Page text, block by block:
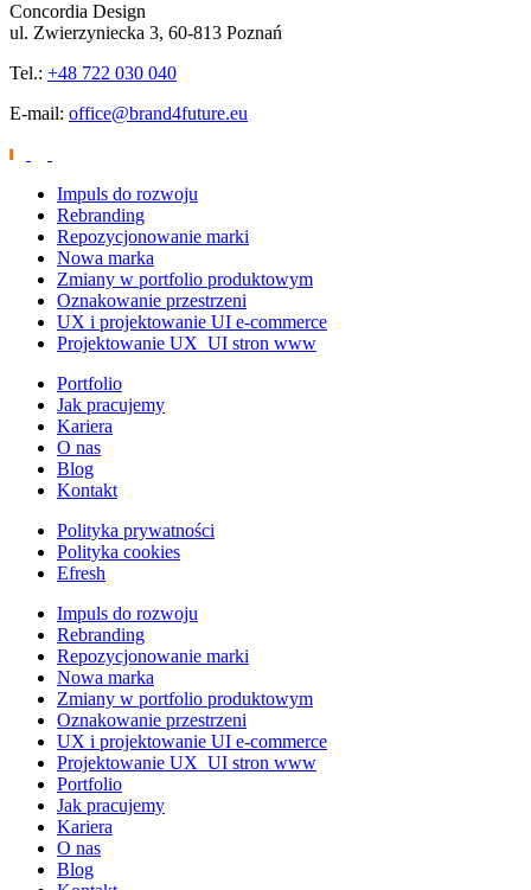
Concordia Design
ul. Zwierzyniecka 3, 60-813 Poznań
Tel.: +48 722 030 040
E-mail: office@brand4future.eu
Impuls do rozwoju
Rebranding
Repozycjonowanie marki
Nowa marka
Zmiany w portfolio produktowym
Oznakowanie przestrzeni
UX i projektowanie UI e-commerce
Projektowanie UX_UI stron www
Portfolio
Jak pracujemy
Kariera
O nas
Blog
Kontakt
Polityka prywatności
Polityka cookies
Efresh
Impuls do rozwoju
Rebranding
Repozycjonowanie marki
Nowa marka
Zmiany w portfolio produktowym
Oznakowanie przestrzeni
UX i projektowanie UI e-commerce
Projektowanie UX_UI stron www
Portfolio
Jak pracujemy
Kariera
O nas
Blog